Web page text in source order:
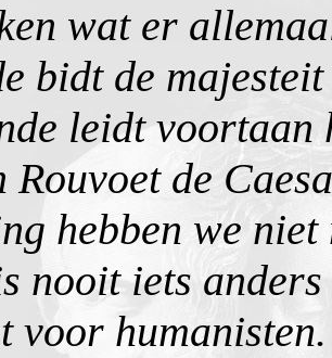
wat er
bidt de
leidt
Rouvoet de
hebben we
nooit iets anders
voor humanisten.